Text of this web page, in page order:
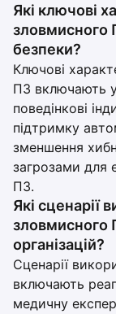
Які ключові
зловмисного
безпеки?
Ключові
ПЗ включають
поведінкові
підтримку
зменшення
загрозами для
ПЗ.
Які сценарії
зловмисного
організацій?
Сценарії
включають
медичну